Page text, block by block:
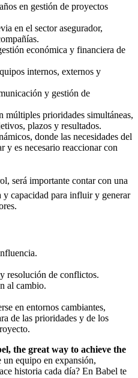
en gestión de proyectos
en el sector asegurador,
económica y financiera de
internos, externos y
y gestión de
múltiples prioridades simultáneas,
plazos y resultados.
donde las necesidades del
y es necesario reaccionar con
será importante contar con una
capacidad para influir y generar
resolución de conflictos.
al cambio.
en entornos cambiantes,
de las prioridades y de los
the great way to achieve the
un equipo en expansión,
historia cada día? En Babel te